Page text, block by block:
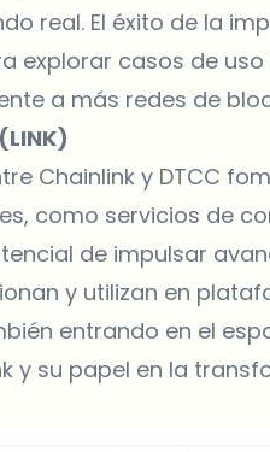
real. El éxito de la
explorar casos de
a más redes de
Chainlink y DTCC
como servicios de
de impulsar
y utilizan en
entrando en el
y su papel en la